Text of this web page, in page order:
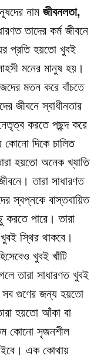
নামজীবনলতা,
তাদের কর্ম জীবনে
প্রতি হয়তো খুবই
মনের মানুষ হয়।
মতন করে বাঁচতে
জীবনে স্বাধীনতার
করতে পছন্দ করে
কোনো দিকে চালিত
হয়তো অনেক খ্যাতি
তারা সাধারণত
স্বপ্নকে বাস্তবায়িত
পারে। তারা
স্থির থাকবে।
খুবই খাঁটি
তারা সাধারণত খুবই
সব গুণের জন্য হয়তো
হয়তো আঁকা বা
কোনো সৃজনশীল
এক কোথায়